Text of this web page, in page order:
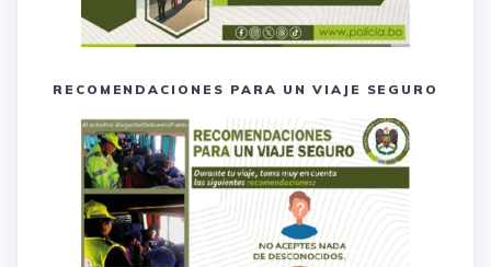
RECOMENDACIONES PARA UN VIAJE SEGURO